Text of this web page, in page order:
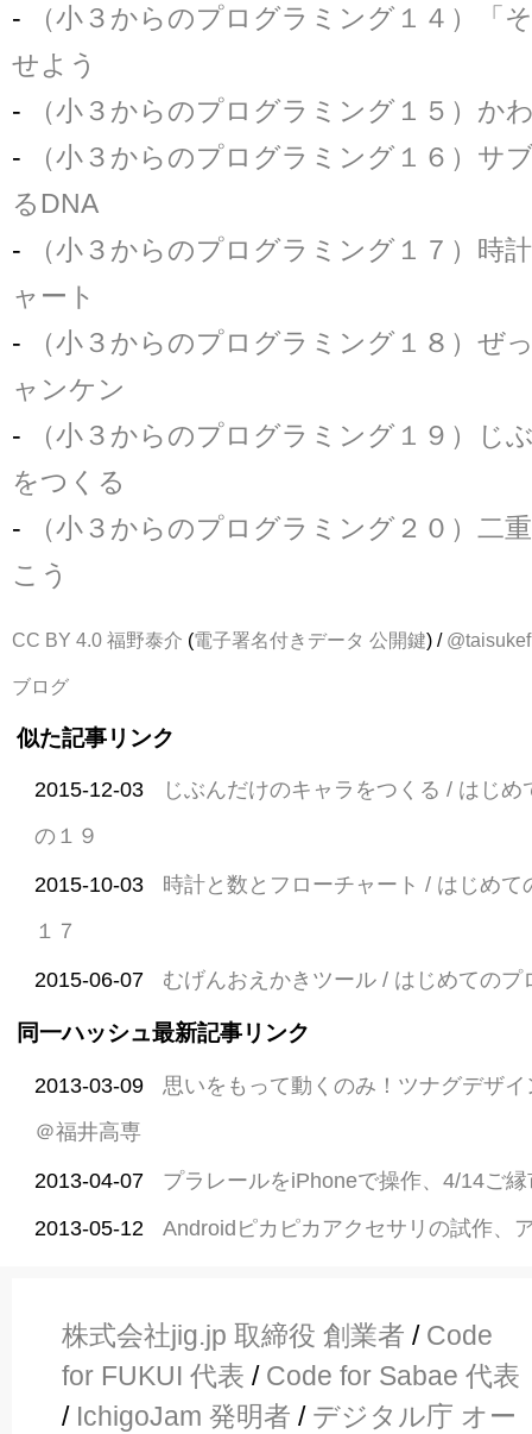
-
（小３からのプログラミング１４）「
せよう
-
（小３からのプログラミング１５）か
-
（小３からのプログラミング１６）サ
るDNA
-
（小３からのプログラミング１７）時
ャート
-
（小３からのプログラミング１８）ぜ
ャンケン
-
（小３からのプログラミング１９）じ
をつくる
-
（小３からのプログラミング２０）二
こう
CC BY 4.0 福野泰介 (電子署名付きデータ 公開鍵) / @taisukef
ブログ
似た記事リンク
2015-12-03
じぶんだけのキャラをつくる / はじ
の１９
2015-10-03
時計と数とフローチャート / はじめて
１７
2015-06-07 むげんおえかきツール / はじめてのプ
同一ハッシュ最新記事リンク
2013-03-09
思いをもって動くのみ！ツナグデザ
＠福井高専
2013-04-07 プラレールをiPhoneで操作、4/14ご
2013-05-12 Androidピカピカアクセサリの試作、
株式会社jig.jp 取締役 創業者 / Code
for FUKUI 代表 / Code for Sabae 代表
/ IchigoJam 発明者 / デジタル庁 オー